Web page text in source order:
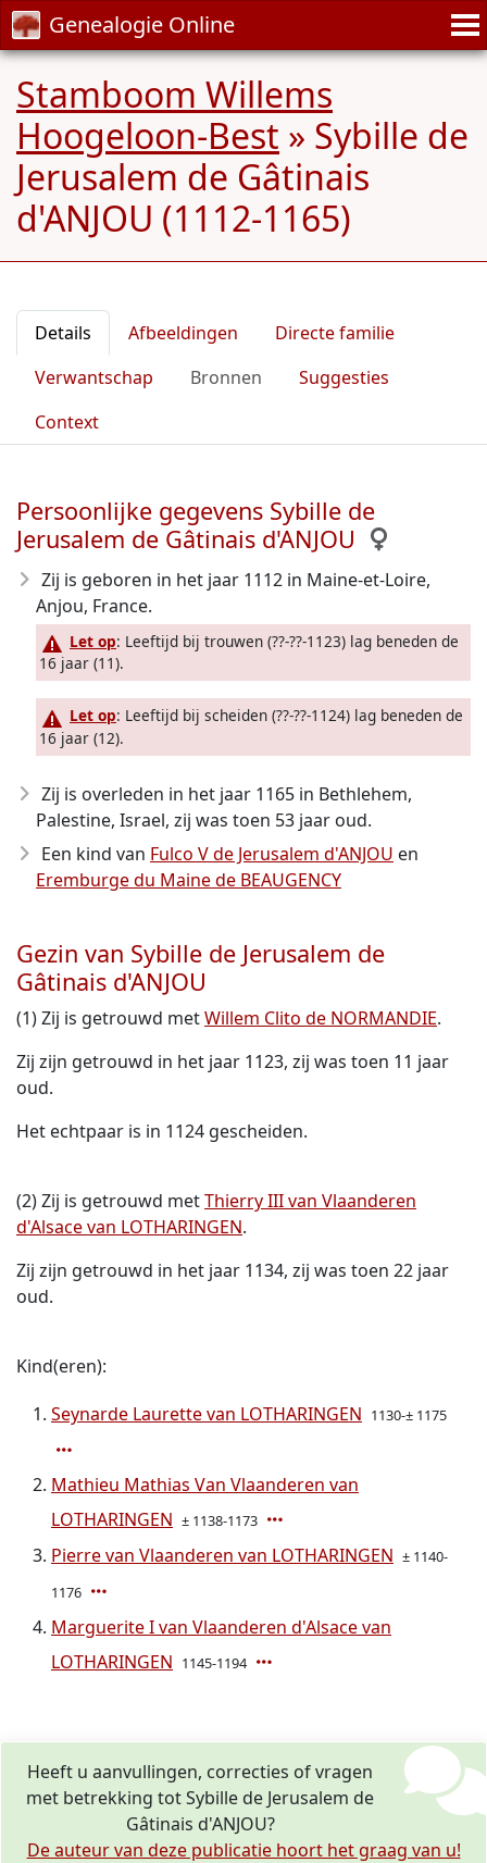
Genealogie Online
Stamboom Willems
Hoogeloon-Best » Sybille de
Jerusalem de Gâtinais
d'ANJOU (1112-1165)
Details Afbeeldingen
Directe familie
Verwantschap
Bronnen
Suggesties
Context
Persoonlijke gegevens Sybille de
Jerusalem de Gâtinais d'ANJOU
Zij is geboren in het jaar 1112 in Maine-et-Loire,
Anjou, France.
Let op: Leeftijd bij trouwen (??-??-1123) lag beneden de
16 jaar (11).
Let op: Leeftijd bij scheiden (??-??-1124) lag beneden de
16 jaar (12).
Zij is overleden in het jaar 1165 in Bethlehem,
Palestine, Israel, zij was toen 53 jaar oud.
Een kind van Fulco V de Jerusalem d'ANJOU en
Eremburge du Maine de BEAUGENCY
Gezin van Sybille de Jerusalem de
Gâtinais d'ANJOU
(1) Zij is getrouwd metWillem Clito de NORMANDIE.
Zij zijn getrouwd in het jaar 1123, zij was toen 11 jaar
oud.
Het echtpaar is in 1124 gescheiden.
(2) Zij is getrouwd metThierry III van Vlaanderen
d'Alsace van LOTHARINGEN.
Zij zijn getrouwd in het jaar 1134, zij was toen 22 jaar
oud.
Kind(eren):
Seynarde Laurette van LOTHARINGEN 1130-± 1175
Mathieu Mathias Van Vlaanderen van
LOTHARINGEN ± 1138-1173
Pierre van Vlaanderen van LOTHARINGEN ± 1140-
1176
Marguerite I van Vlaanderen d'Alsace van
LOTHARINGEN 1145-1194
Heeft u aanvullingen, correcties of vragen
met betrekking tot Sybille de Jerusalem de
Gâtinais d'ANJOU?
De auteur van deze publicatie hoort het graag van u!